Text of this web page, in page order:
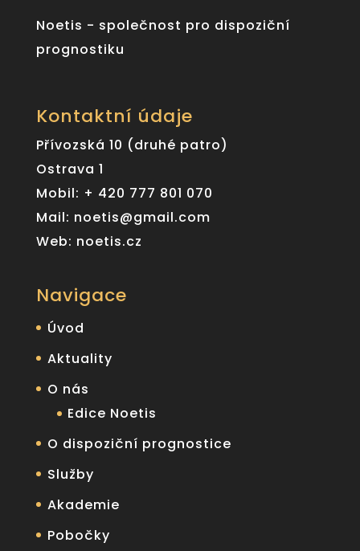
Noetis - společnost pro dispoziční
prognostiku
Kontaktní údaje
Přívozská 10 (druhé patro)
Ostrava 1
Mobil: + 420 777 801 070
Mail: noetis@gmail.com
Web: noetis.cz
Navigace
Úvod
Aktuality
O nás
Edice Noetis
O dispoziční prognostice
Služby
Akademie
Pobočky